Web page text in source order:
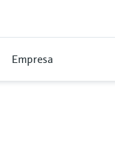
Empresa